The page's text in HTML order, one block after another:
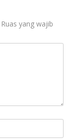
Ruas yang wajib